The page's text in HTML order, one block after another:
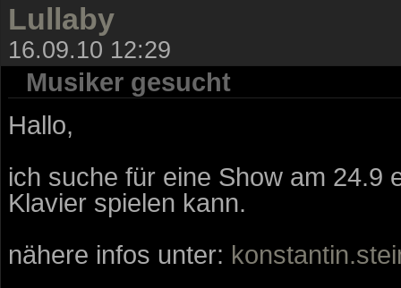
Lullaby
16.09.10 12:29
Musiker gesucht
Hallo,
ich suche für eine Show am 24.9
Klavier spielen kann.
nähere infos unter: